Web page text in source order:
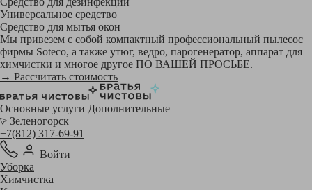
Универсальное средство
Средство для мытья окон
Мы привезем с собой компактный профессиональный пылесос
фирмы Soteco, а также утюг, ведро, парогенератор, аппарат для
химчистки и многое другое ПО ВАШЕЙ ПРОСЬБЕ.
→ Рассчитать стоимость
Основные услуги Дополнительные
Зеленогорск
+7(812) 317-69-91
Войти
Уборка
Химчистка